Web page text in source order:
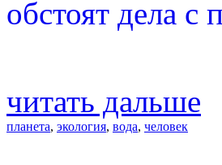
обстоят дела с
читать дальше
планета, экология, вода, человек